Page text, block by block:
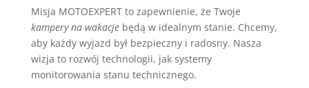
Misja MOTOEXPERT to zapewnienie, że Twoje
kampery na wakacjebędą w idealnym stanie. Chcemy,
aby każdy wyjazd był bezpieczny i radosny. Nasza
wizja to rozwój technologii, jak systemy
monitorowania stanu technicznego.